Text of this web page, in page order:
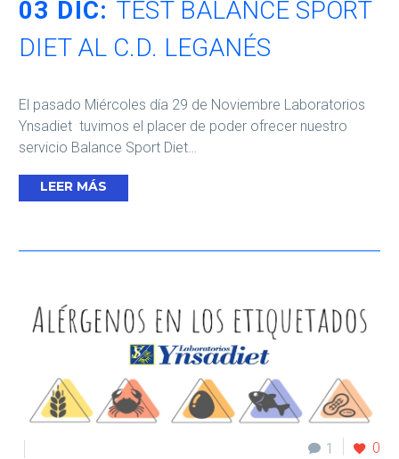
03 DIC: TEST BALANCE SPORT
DIET AL C.D. LEGANÉS
El pasado Miércoles día 29 de Noviembre Laboratorios
Ynsadiet tuvimos el placer de poder ofrecer nuestro
servicio Balance Sport Diet…
LEER MÁS
1
0